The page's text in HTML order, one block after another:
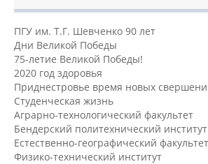
ПГУ им. Т.Г. Шевченко 90 лет
Дни Великой Победы
75-летие Великой Победы!
2020 год здоровья
Приднестровье время новых
Студенческая жизнь
Аграрно-технологический факультет
Бендерский политехнический институт
Естественно-географический факультет
Физико-технический институт